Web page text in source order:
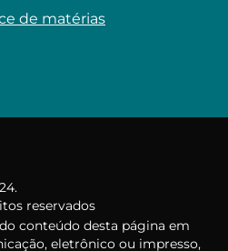
de matérias
reservados
conteúdo desta página em
eletrônico ou impresso,